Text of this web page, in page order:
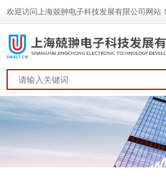
欢迎访问上海兢翀电子科技发展有限公司网站！